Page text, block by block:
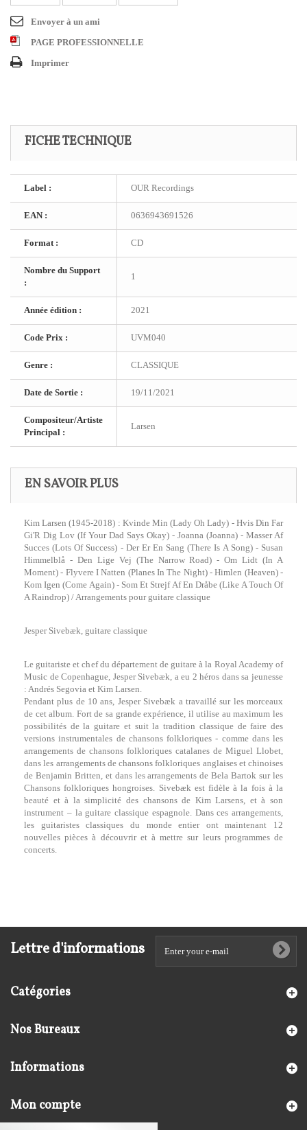
Envoyer à un ami
PAGE PROFESSIONNELLE
Imprimer
FICHE TECHNIQUE
Label : OUR Recordings
EAN : 0636943691526
Format : CD
Nombre du Support
:
1
Année édition : 2021
Code Prix : UVM040
Genre : CLASSIQUE
Date de Sortie : 19/11/2021
Compositeur/Artiste
Principal :
Larsen
EN SAVOIR PLUS
Kim Larsen (1945-2018) : Kvinde Min (Lady Oh Lady) - Hvis Din Far
Gi'R Dig Lov (If Your Dad Says Okay) - Joanna (Joanna) - Masser Af
Succes (Lots Of Success) - Der Er En Sang (There Is A Song) - Susan
Himmelblå - Den Lige Vej (The Narrow Road) - Om Lidt (In A
Moment) - Flyvere I Natten (Planes In The Night) - Himlen (Heaven) -
Kom Igen (Come Again) - Som Et Strejf Af En Dråbe (Like A Touch Of
A Raindrop) / Arrangements pour guitare classique
Jesper Sivebæk, guitare classique
Le guitariste et chef du département de guitare à la Royal Academy of
Music de Copenhague, Jesper Sivebæk, a eu 2 héros dans sa jeunesse
: Andrés Segovia et Kim Larsen.
Pendant plus de 10 ans, Jesper Sivebæk a travaillé sur les morceaux
de cet album. Fort de sa grande expérience, il utilise au maximum les
possibilités de la guitare et suit la tradition classique de faire des
versions instrumentales de chansons folkloriques - comme dans les
arrangements de chansons folkloriques catalanes de Miguel Llobet,
dans les arrangements de chansons folkloriques anglaises et chinoises
de Benjamin Britten, et dans les arrangements de Bela Bartok sur les
Chansons folkloriques hongroises. Sivebæk est fidèle à la fois à la
beauté et à la simplicité des chansons de Kim Larsens, et à son
instrument – la guitare classique espagnole. Dans ces arrangements,
les guitaristes classiques du monde entier ont maintenant 12
nouvelles pièces à découvrir et à mettre sur leurs programmes de
concerts.
Lettre d'informations
Catégories
Nos Bureaux
Informations
Mon compte